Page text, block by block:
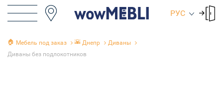
РУС
🏠 Мебель под заказ 🌇 Днепр
Диваны
Диваны без подлокотников